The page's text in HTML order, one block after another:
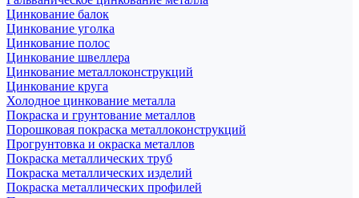
Цинкование балок
Цинкование уголка
Цинкование полос
Цинкование швеллера
Цинкование металлоконструкций
Цинкование круга
Холодное цинкование металла
Покраска и грунтование металлов
Порошковая покраска металлоконструкций
Прогрунтовка и окраска металлов
Покраска металлических труб
Покраска металлических изделий
Покраска металлических профилей